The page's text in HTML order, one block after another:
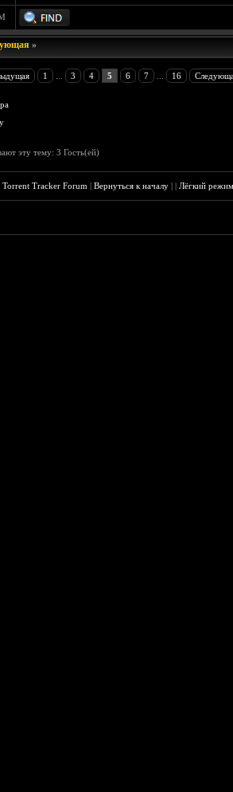
»
1 3 4 5 6 7 16
эту тему: 3 Гость(ей)
Torrent Tracker Forum |Вернуться к началу ||Лёгкий